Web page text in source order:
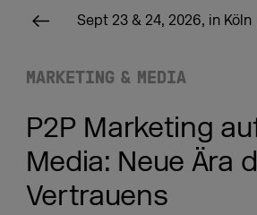
Sept 23 & 24, 2026, in Köln
MARKETING & MEDIA
P2P Marketing
Media: Neue Ära
Vertrauens